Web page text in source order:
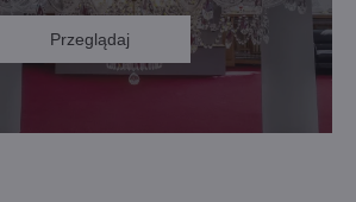
Przeglądaj